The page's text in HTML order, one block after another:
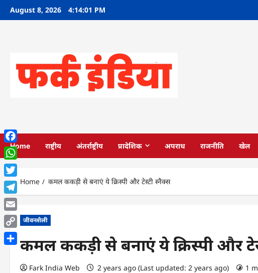
SkipAugust 8, 2026 4:14:02 PM
Home राष्ट्रीय अंतर्राष्ट्रीय प्रादेशिक अपराध राजनीति खेल
Home कमल ककड़ी से बनाएं ये क्रिस्पी और टेस्टी स्नैक्स
जीवनशैली
कमल ककड़ी से बनाएं ये क्रिस्पी और
Fark India Web 2 years ago (Last updated: 2 years ago) 1
Facebook
WhatsApp
Twitter
Telegram
Email
Copy
Link
Share